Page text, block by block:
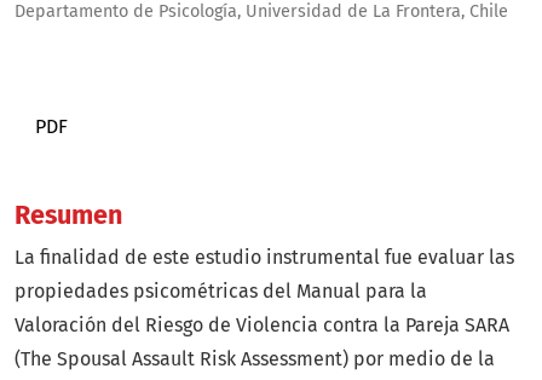
Departamento de Psicología, Universidad de La Frontera, Chile
PDF
Resumen
La finalidad de este estudio instrumental fue evaluar las
propiedades psicométricas del Manual para la
Valoración del Riesgo de Violencia contra la Pareja SARA
(The Spousal Assault Risk Assessment) por medio de la